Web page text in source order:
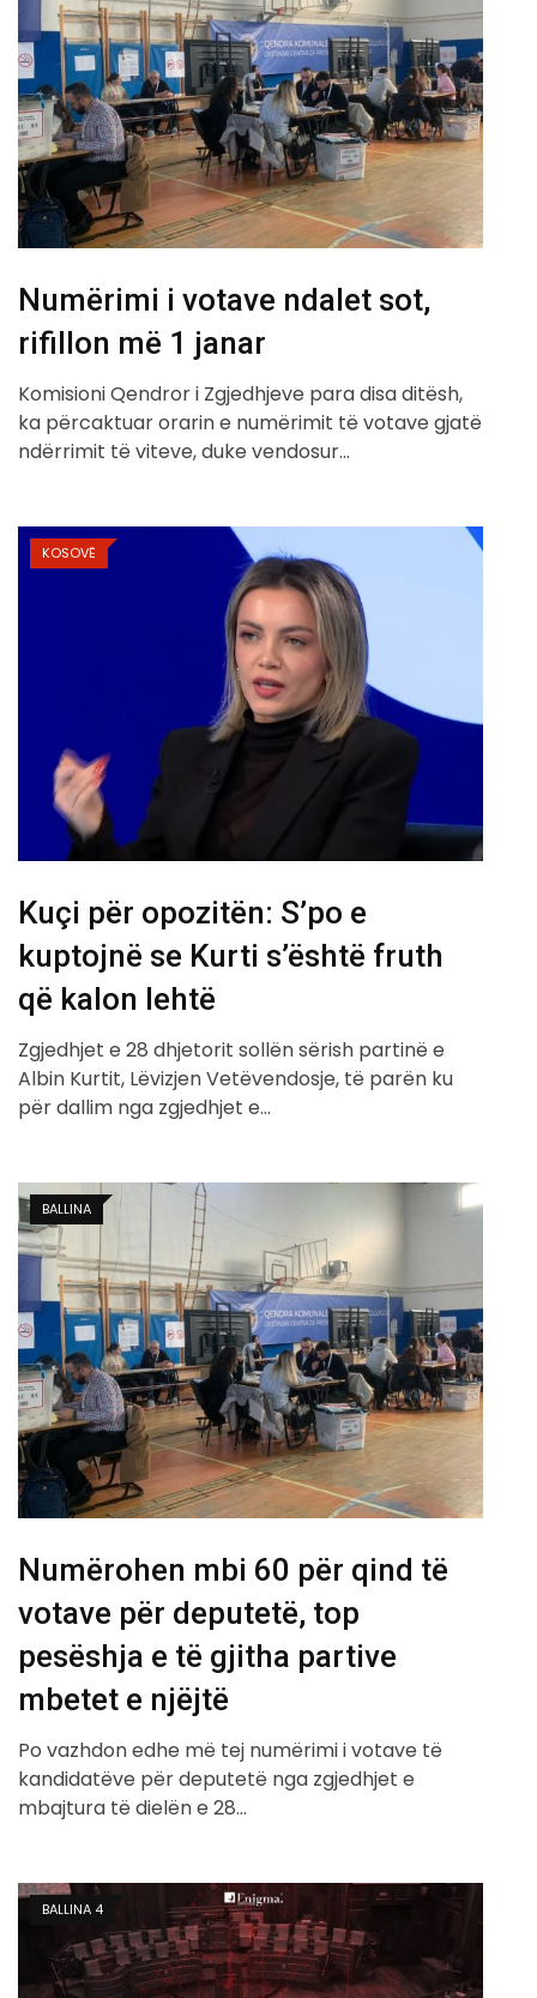
Numërimi i votave ndalet sot,
rifillon më 1 janar
Komisioni Qendror i Zgjedhjeve para disa ditësh,
ka përcaktuar orarin e numërimit të votave gjatë
ndërrimit të viteve, duke vendosur…
KOSOVË
Kuçi për opozitën: S’po e
kuptojnë se Kurti s’është fruth
që kalon lehtë
Zgjedhjet e 28 dhjetorit sollën sërish partinë e
Albin Kurtit, Lëvizjen Vetëvendosje, të parën ku
për dallim nga zgjedhjet e…
BALLINA
Numërohen mbi 60 për qind të
votave për deputetë, top
pesëshja e të gjitha partive
mbetet e njëjtë
Po vazhdon edhe më tej numërimi i votave të
kandidatëve për deputetë nga zgjedhjet e
mbajtura të dielën e 28…
BALLINA 4